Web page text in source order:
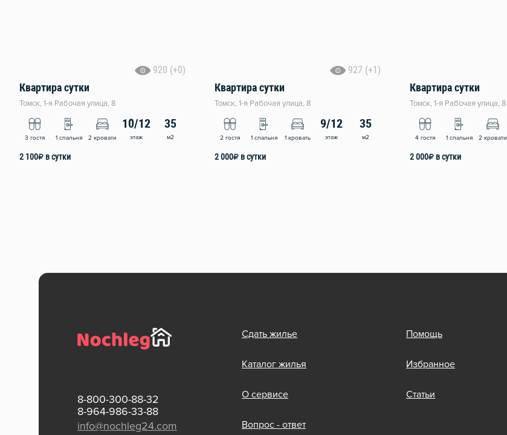
920 (+0)
Квартира сутки
Томск, 1-я Рабочая улица, 8
3 гостя 1 спальня 2 кровати
10/12
этаж
35
м2
2 100₽ в сутки
927 (+1)
Квартира сутки
Томск, 1-я Рабочая улица, 8
2 гостя 1 спальня 1 кровать
9/12
этаж
35
м2
2 000₽ в сутки
Квартира сутки
Томск, 1-я Рабочая улица, 8
4 гостя 1 спальня 2 кровати
2 000₽ в сутки
8-800-300-88-32
8-964-986-33-88
info@nochleg24.com
Сдать жилье
Каталог жилья
О сервисе
Вопрос - ответ
Помощь
Избранное
Статьи